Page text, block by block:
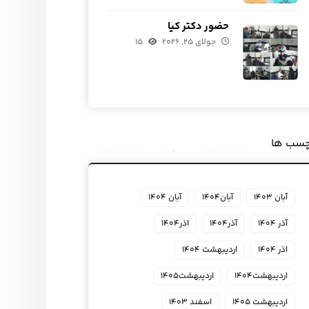
حضور دکتر کیا
جولای ۲۵, ۲۰۲۶ ۱۵
ها
آبان ۱۴۰۳ آبان۱۴۰۴
آبان ۱۴۰۴
آذر ۱۴۰۴
آذر۱۴۰۴
اذر۱۴۰۴
اذر ۱۴۰۴
اردیبهشت ۱۴۰۴
اردیبهشت۱۴۰۴
اردیبهشت۱۴۰۵
اردیبهشت ۱۴۰۵
اسفند ۱۴۰۳